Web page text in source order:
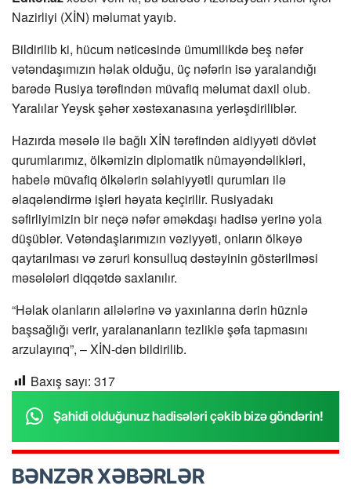
Nazirliyi (XİN) məlumat yayıb.
Bildirilib ki, hücum nəticəsində ümumilikdə beş nəfər
vətəndaşımızın həlak olduğu, üç nəfərin isə yaralandığı
barədə Rusiya tərəfindən müvafiq məlumat daxil olub.
Yaralılar Yeysk şəhər xəstəxanasına yerləşdiriliblər.
Hazırda məsələ ilə bağlı XİN tərəfindən aidiyyəti dövlət
qurumlarımız, ölkəmizin diplomatik nümayəndəlikləri,
habelə müvafiq ölkələrin səlahiyyətli qurumları ilə
əlaqələndirmə işləri həyata keçirilir. Rusiyadakı
səfirliyimizin bir neçə nəfər əməkdaşı hadisə yerinə yola
düşüblər. Vətəndaşlarımızın vəziyyəti, onların ölkəyə
qaytarılması və zəruri konsulluq dəstəyinin göstərilməsi
məsələləri diqqətdə saxlanılır.
“Həlak olanların ailələrinə və yaxınlarına dərin hüznlə
başsağlığı verir, yaralananların tezliklə şəfa tapmasını
arzulayırıq”, – XİN-dən bildirilib.
Baxış sayı: 317
Şahidi olduğunuz hadisələri çəkib bizə göndərin!
BƏNZƏR XƏBƏRLƏR